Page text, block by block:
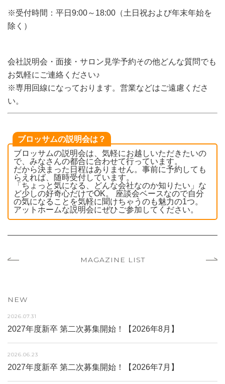
※受付時間：平日9:00～18:00（土日祝および年末年始を
除く）
会社説明会・面接・サロン見学予約その他どんな質問でも
お気軽にご連絡ください♪
※専用回線になっております。営業などはご遠慮くださ
い。
ブロッサムの説明会は？
ブロッサムの説明会は、気軽にお越しいただきたいの
で、みなさんの都合に合わせて行っています。
だから決まった日程はありません。事前に予約しても
らえれば、随時受付しています。
「ちょっと気になる、どんな会社なのか知りたい」な
ど少しの好奇心だけでOK。 座談会ベースなので自分
の気になることを気軽に聞けちゃうのも魅力の1つ。
アットホームな説明会にぜひご参加してください。
MAGAZINE LIST
NEW
2026.07.31
2027年度新卒 第二次募集開始！【2026年8月】
2026.06.23
2027年度新卒 第二次募集開始！【2026年7月】